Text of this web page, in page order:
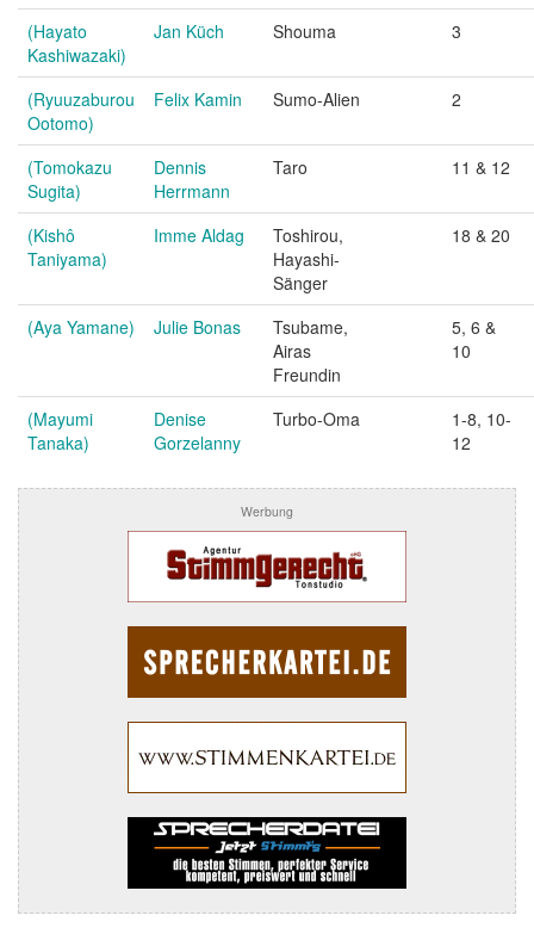
(Hayato
Kashiwazaki)
Jan Küch Shouma 3
(Ryuuzaburou
Ootomo)
Felix Kamin Sumo-Alien 2
(Tomokazu
Sugita)
Dennis
Herrmann
Taro 11 & 12
(Kishô
Taniyama)
Imme Aldag
Toshirou,
Hayashi-
Sänger
18 & 20
(Aya Yamane) Julie Bonas
Tsubame,
Airas
Freundin
5, 6 &
10
(Mayumi
Tanaka)
Denise
Gorzelanny
Turbo-Oma
1-8, 10-
12
Werbung